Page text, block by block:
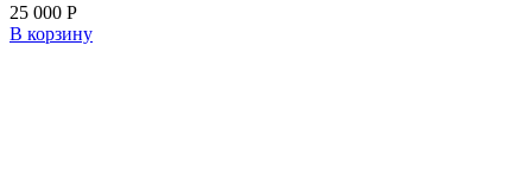
25 000 Р
В корзину